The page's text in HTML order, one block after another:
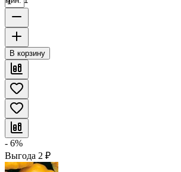
В корзину
- 6%
Выгода 2 ₽